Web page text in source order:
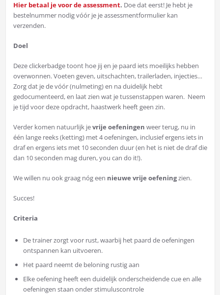
Hier betaal je voor de assessment. Doe dat eerst! Je hebt je
bestelnummer nodig vóór je je assessmentformulier kan
verzenden.
Doel
Deze clickerbadge toont hoe jij en je paard iets moeilijks hebben
overwonnen. Voeten geven, uitschachten, trailerladen, injecties…
Zorg dat je de vóór (nulmeting) en na duidelijk hebt
gedocumenteerd, en laat zien wat je tussenstappen waren. Neem
je tijd voor deze opdracht, haastwerk heeft geen zin.
Verder komen natuurlijk jevrije oefeningen weer terug, nu in
één lange reeks (ketting) met 4 oefeningen, inclusief ergens iets in
draf en ergens iets met 10 seconden duur (en het is niet de draf die
dan 10 seconden mag duren, you can do it!).
We willen nu ook graag nóg een nieuwe vrije oefeningzien.
Succes!
Criteria
De trainer zorgt voor rust, waarbij het paard de oefeningen
ontspannen kan uitvoeren.
Het paard neemt de beloning rustig aan
Elke oefening heeft een duidelijk onderscheidende cue en alle
oefeningen staan onder stimuluscontrole